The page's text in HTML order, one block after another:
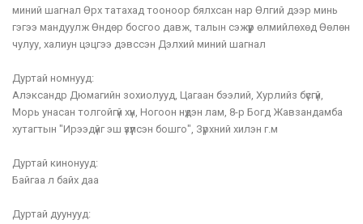
миний шагнал Өрх татахад тооноор бялхсан нар Өлгий дээр минь
гэгээ мандуулж Өндөр босгоо давж, талын сэжүүр өлмийлөхөд Өөлөн
чулуу, халиун цэцгээ дэвссэн Дэлхий миний шагнал
Дуртай номнууд:
Алэксандр Дюмагийн зохиолууд, Цагаан бээлий, Хурлийз бүсгүй,
Морь унасан толгойгүй хүн, Ногоон нүдэн лам, 8-р Богд Жавзандамба
хутагтын "Ирээдүйг эш үзүүлсэн бошго", Зүрхний хилэн г.м
Дуртай кинонууд:
Байгаа л байх даа
Дуртай дуунууд: